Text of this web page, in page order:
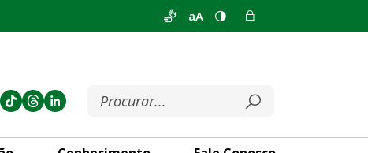
aA